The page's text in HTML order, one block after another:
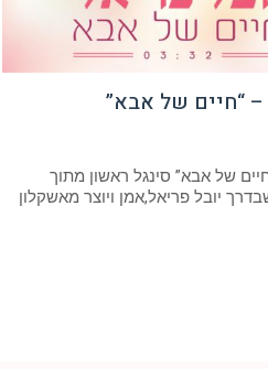
– “חיים של אבא”
של אבא” סינגל ראשון מתוך
יובל פריאל,אמן ויוצר מאשקלון